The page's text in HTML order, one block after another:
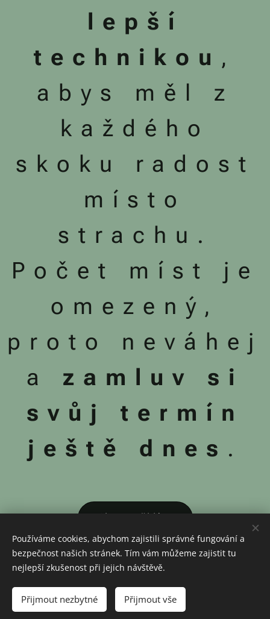
lepší
technikou ,
abys měl z
každého
skoku radost
místo
strachu.
Počet míst je
omezený,
proto neváhej
a zamluv si
svůj termín
ještě dnes .
Chci se přihlásit
© 2024 BlackForest | Všechna práva vyhrazena
Vytvořeno službou Webnode
Používáme cookies, abychom zajistili správné fungování a
bezpečnost našich stránek. Tím vám můžeme zajistit tu
nejlepší zkušenost při jejich návštěvě.
Přijmout nezbytné Přijmout vše